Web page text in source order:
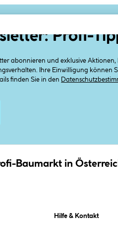
Profi-
abonnieren und exklusive
Ihre Einwilligung können
finden Sie in den
Baumarkt in
Hilfe & Kontakt